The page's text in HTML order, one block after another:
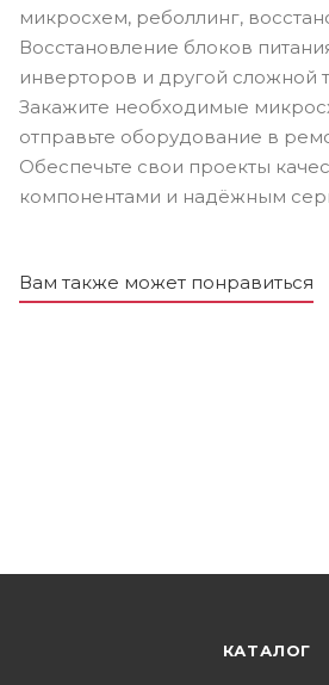
микросхем, реболлинг,
Восстановление блоков
инверторов и другой сложной
Закажите необходимые
отправьте оборудование в
Обеспечьте свои проекты
компонентами и надёжным
Вам также может понравиться
КАТАЛОГ